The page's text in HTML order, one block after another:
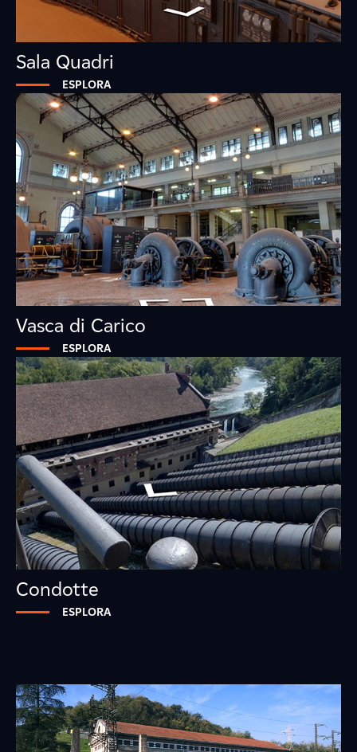
Sala Quadri
ESPLORA
Vasca di Carico
ESPLORA
Condotte
ESPLORA